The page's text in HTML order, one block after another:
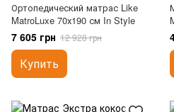
Ортопедический матрас Like
MatroLuxe 70х190 см In Style
7 605 грн 12 928 грн
Купить